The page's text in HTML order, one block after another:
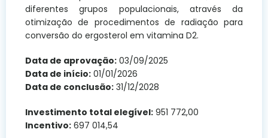
diferentes grupos populacionais, através da
otimização de procedimentos de radiação para
conversão do ergosterol em vitamina D2.
Data de aprovação: 03/09/2025
Data de início: 01/01/2026
Data de conclusão: 31/12/2028
Investimento total elegível: 951 772,00
Incentivo: 697 014,54